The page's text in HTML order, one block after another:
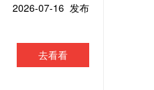
2026-07-16 发布
去看看